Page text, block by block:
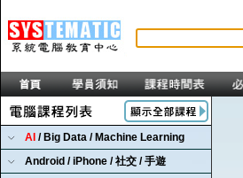
AI / Big Data / Machine Learning
Android / iPhone / 社交 / 手遊